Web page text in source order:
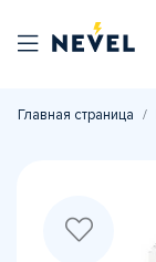
Главная страница